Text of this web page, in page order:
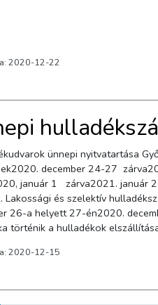
2020-12-22
ünnepi nyitvatartása
december 24-27
január 1 zárva2021. január
Lakossági és szelektív
26-a helyett 27-én2020.
történik a hulladékok
2020-12-15